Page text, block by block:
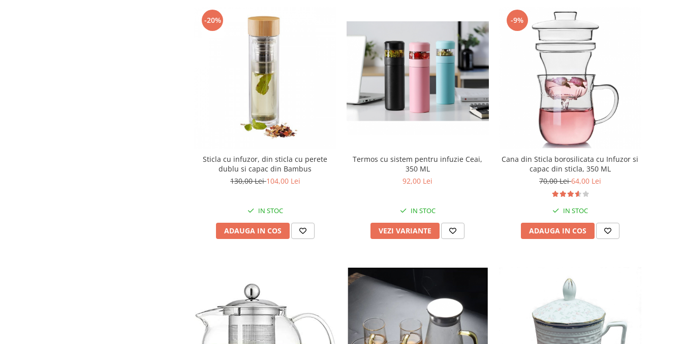
-20%
Sticla cu infuzor, din sticla cu perete
dublu si capac din Bambus
130,00 Lei104,00 Lei
IN STOC
ADAUGA IN COS
Termos cu sistem pentru infuzie Ceai,
350 ML
92,00 Lei
IN STOC
VEZI VARIANTE
-9%
Cana din Sticla borosilicata cu Infuzor si
capac din sticla, 350 ML
70,00 Lei64,00 Lei
IN STOC
ADAUGA IN COS